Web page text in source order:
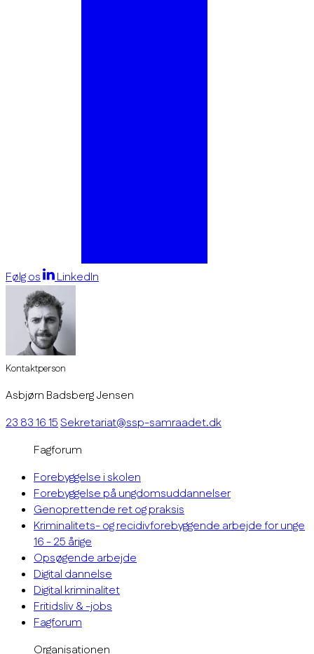
Følg os LinkedIn
Kontaktperson
Asbjørn Badsberg Jensen
23 83 16 15Sekretariat@ssp-samraadet.dk
Fagforum
Forebyggelse i skolen
Forebyggelse på ungdomsuddannelser
Genoprettende ret og praksis
Kriminalitets- og recidivforebyggende arbejde for unge
16 - 25 årige
Opsøgende arbejde
Digital dannelse
Digital kriminalitet
Fritidsliv & -jobs
Fagforum
Organisationen